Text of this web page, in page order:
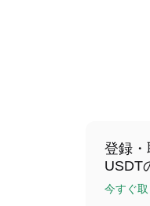
登録
USDT
今すぐ取